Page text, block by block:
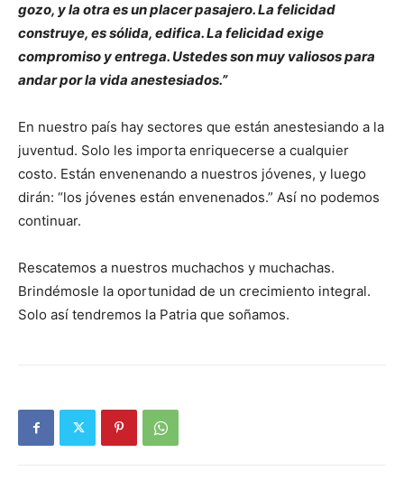
gozo, y la otra es un placer pasajero. La felicidad
construye, es sólida, edifica. La felicidad exige
compromiso y entrega. Ustedes son muy valiosos para
andar por la vida anestesiados.”
En nuestro país hay sectores que están anestesiando a la
juventud. Solo les importa enriquecerse a cualquier
costo. Están envenenando a nuestros jóvenes, y luego
dirán: “los jóvenes están envenenados.” Así no podemos
continuar.
Rescatemos a nuestros muchachos y muchachas.
Brindémosle la oportunidad de un crecimiento integral.
Solo así tendremos la Patria que soñamos.